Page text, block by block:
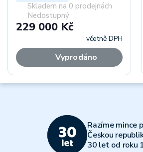
Skladem na 0 prodejnách
Nedostupný
229 000 Kč
včetně DPH
Vyprodáno
Razíme mince
Českou
30 let od roku